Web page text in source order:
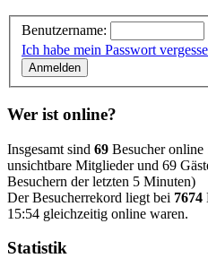
Benutzername:
Ich habe mein Passwort
Wer ist online?
Insgesamt sind 69 Besucher
unsichtbare Mitglieder und 69
Besuchern der letzten 5 Minuten)
Der Besucherrekord liegt bei 7674
15:54 gleichzeitig online waren.
Statistik